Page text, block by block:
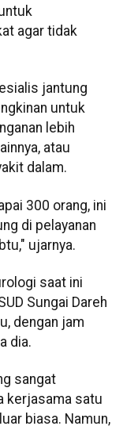
agar tidak
jantung
untuk
lebih
atau
dalam.
300 orang, ini
di pelayanan
ujarnya.
saat ini
Sungai Dareh
dengan jam
dia.
sangat
kerjasama satu
biasa. Namun,